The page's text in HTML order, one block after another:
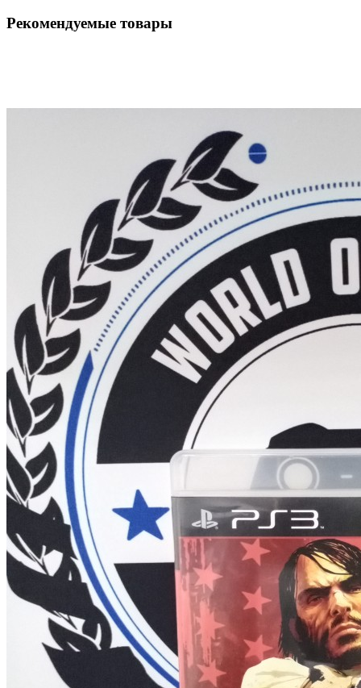
Рекомендуемые товары